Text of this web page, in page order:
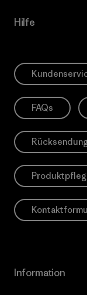
Hilfe
FAQs
Information